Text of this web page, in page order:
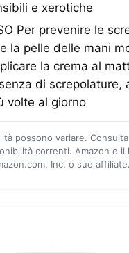
e xerotiche
Per prevenire le
la pelle delle mani
la crema al
di screpolature,
volte al giorno
possono variare.
correnti. Amazon e il
Inc. o sue affiliate.